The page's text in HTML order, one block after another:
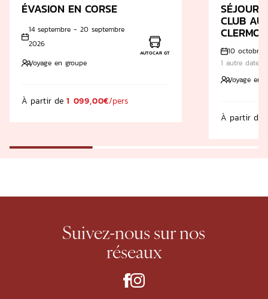
ÉVASION EN CORSE
14 septembre - 20 septembre
2026
Voyage en groupe
AUTOCAR GT
À partir de 1 099,00€/pers
SÉJOUR
CLUB AU
10 octobre
1 autre date
Voyage en
À partir de
Suivez-nous sur nos
réseaux